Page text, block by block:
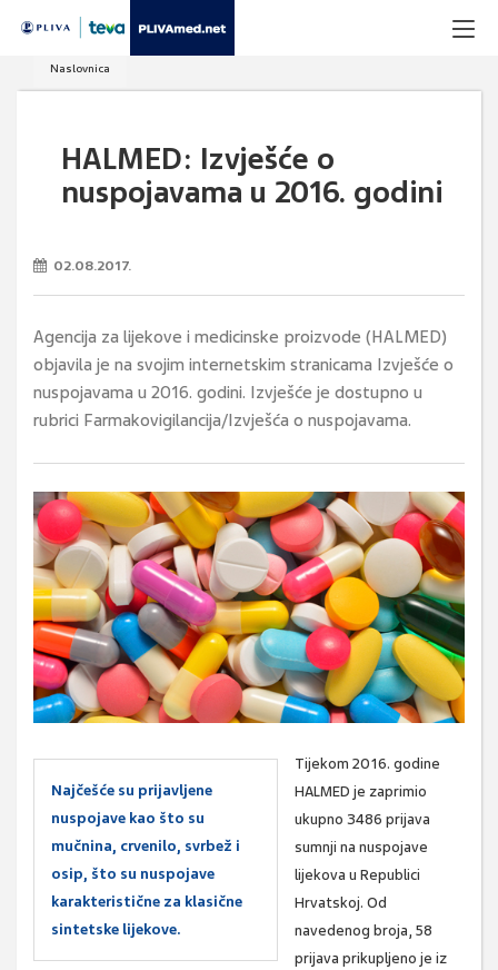
Naslovnica
HALMED: Izvješće o
nuspojavama u 2016. godini
02.08.2017.
Agencija za lijekove i medicinske proizvode (HALMED)
objavila je na svojim internetskim stranicama Izvješće o
nuspojavama u 2016. godini. Izvješće je dostupno u
rubrici Farmakovigilancija/Izvješća o nuspojavama.
Najčešće su prijavljene
nuspojave kao što su
mučnina, crvenilo, svrbež i
osip, što su nuspojave
karakteristične za klasične
sintetske lijekove.
Tijekom 2016. godine
HALMED je zaprimio
ukupno 3486 prijava
sumnji na nuspojave
lijekova u Republici
Hrvatskoj. Od
navedenog broja, 58
prijava prikupljeno je iz